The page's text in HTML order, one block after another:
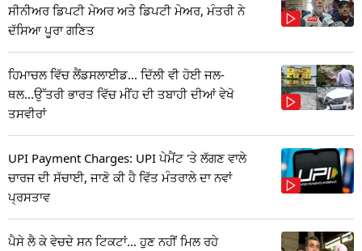
ਸੀਨੀਅਰ ਡਿਪਟੀ ਮੇਅਰ ਅਤੇ ਡਿਪਟੀ ਮੇਅਰ, ਮੰਤਰੀ ਨੇ
ਦੱਸਿਆ ਪੂਰਾ ਗਣਿਤ
ਹਿਮਾਚਲ ਵਿੱਚ ਲੈਂਡਸਲਾਈਡ... ਦਿੱਲੀ ਵੀ ਹੋਈ ਜਲ-
ਥਲ...ਉੱਤਰੀ ਭਾਰਤ ਵਿੱਚ ਮੀਂਹ ਦੀ ਤਬਾਹੀ ਦੀਆਂ ਵੇਖੋ
ਤਸਵੀਰਾਂ
UPI Payment Charges: UPI ਪੇਮੈਂਟ 'ਤੇ ਲੱਗਣ ਵਾਲੇ
ਚਾਰਜ ਦੀ ਸੱਚਾਈ, ਜਾਣੋ ਕੀ ਹੈ ਵਿੱਤ ਮੰਤਰਾਲੇ ਦਾ ਨਵਾਂ
ਪ੍ਰਸਤਾਵ
ਪੈਸੇ ਲੈ ਕੇ ਵੇਚਦੇ ਸਨ ਟਿਕਟਾਂ... ਹੁਣ ਨਹੀਂ ਮਿਲ ਰਹੇ